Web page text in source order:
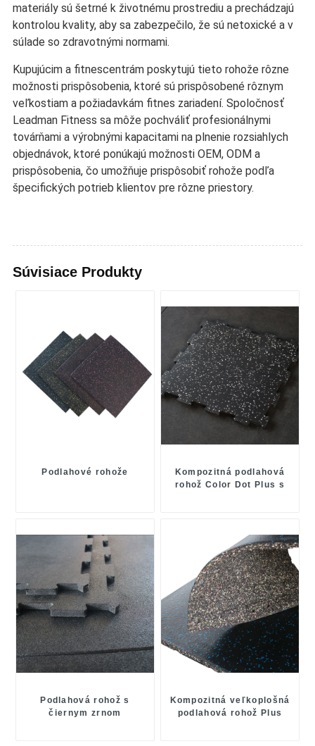
materiály sú šetrné k životnému prostrediu a prechádzajú
kontrolou kvality, aby sa zabezpečilo, že sú netoxické a v
súlade so zdravotnými normami.
Kupujúcim a fitnescentrám poskytujú tieto rohože rôzne
možnosti prispôsobenia, ktoré sú prispôsobené rôznym
veľkostiam a požiadavkám fitnes zariadení. Spoločnosť
Leadman Fitness sa môže pochváliť profesionálnymi
továrňami a výrobnými kapacitami na plnenie rozsiahlych
objednávok, ktoré ponúkajú možnosti OEM, ODM a
prispôsobenia, čo umožňuje prispôsobiť rohože podľa
špecifických potrieb klientov pre rôzne priestory.
Súvisiace Produkty
Podlahové rohože
Kompozitná podlahová
rohož Color Dot Plus s
Podlahová rohož s
čiernym zrnom
Kompozitná veľkoplošná
podlahová rohož Plus